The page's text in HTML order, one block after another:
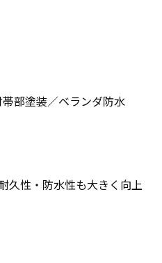
部塗装／ベランダ防水
久性・防水性も大きく向上